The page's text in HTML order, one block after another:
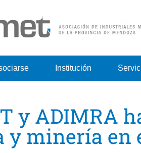
Institución
y ADIMRA
minería en